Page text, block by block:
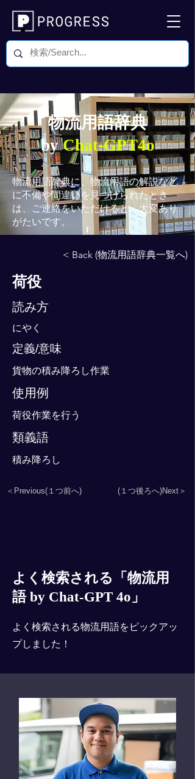
物流用語辞典
byChat-GPT4o
物流用語辞典に、物流用語の解説など
に不備や間違いを見つけられたとき
は、ご連絡をいただけると、大変あり
がたいです。
< Back (物流用語辞典一覧へ)
荷役
読み方
にやく
定義/意味
貨物の積み降ろし作業
使用例
荷役作業を行う
類義語
積み降ろし
＜Previous(１つ前へ) (１つ後ろへ)Next＞
よく検索される「物流用
語 by Chat-GPT 4o」
よく検索される物流用語をピックアッ
プしました！